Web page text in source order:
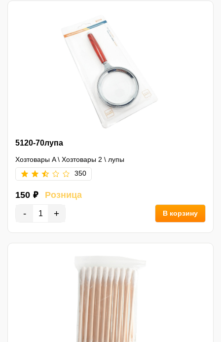
5120-70лупа
Хозтовары A\ Хозтовары 2 \ лупы
350
150 ₽ Розница
- + В корзину